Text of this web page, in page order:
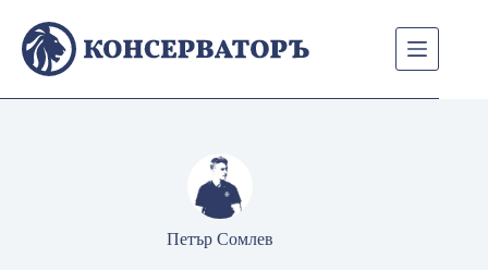
content
Петър Сомлев